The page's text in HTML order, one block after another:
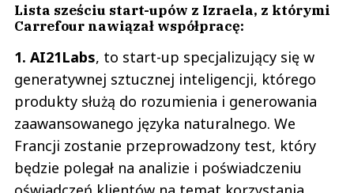
Lista sześciu start-upów z Izraela, z którymi
Carrefour nawiązał współpracę:
1. AI21Labs, to start-up specjalizujący się w
generatywnej sztucznej inteligencji, którego
produkty służą do rozumienia i generowania
zaawansowanego języka naturalnego. We
Francji zostanie przeprowadzony test, który
będzie polegał na analizie i poświadczeniu